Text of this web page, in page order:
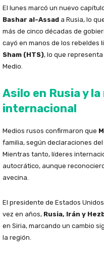
El lunes marcó un nuevo
Bashar al-Assad a Rusia, lo
más de cinco décadas de
cayó en manos de los rebeldes
Sham (HTS), lo que
Medio.
Asilo en Rusia y
internacional
Medios rusos confirmaron que
familia, según declaraciones
Mientras tanto, líderes
autocrático, aunque
avecina.
El presidente de Estados
vez en años, Rusia, Irán y
en Siria, marcando un cambio
la región.